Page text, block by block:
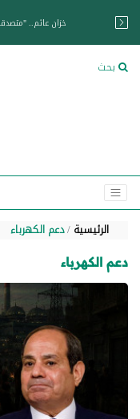
خزان عائم..
بحث
الرئيسية دعم الكهرباء
دعم الكهرباء